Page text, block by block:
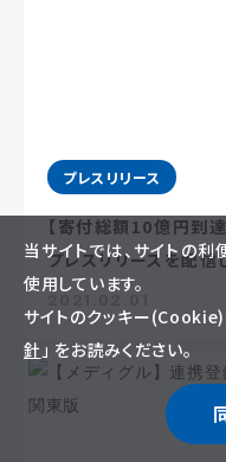
プレスリリース
【寄付総額10億円到
プレスリリースを配信
当サイトでは、サイトの
使用しています。
サイトのクッキー(Cookie)
針」 をお読みください。